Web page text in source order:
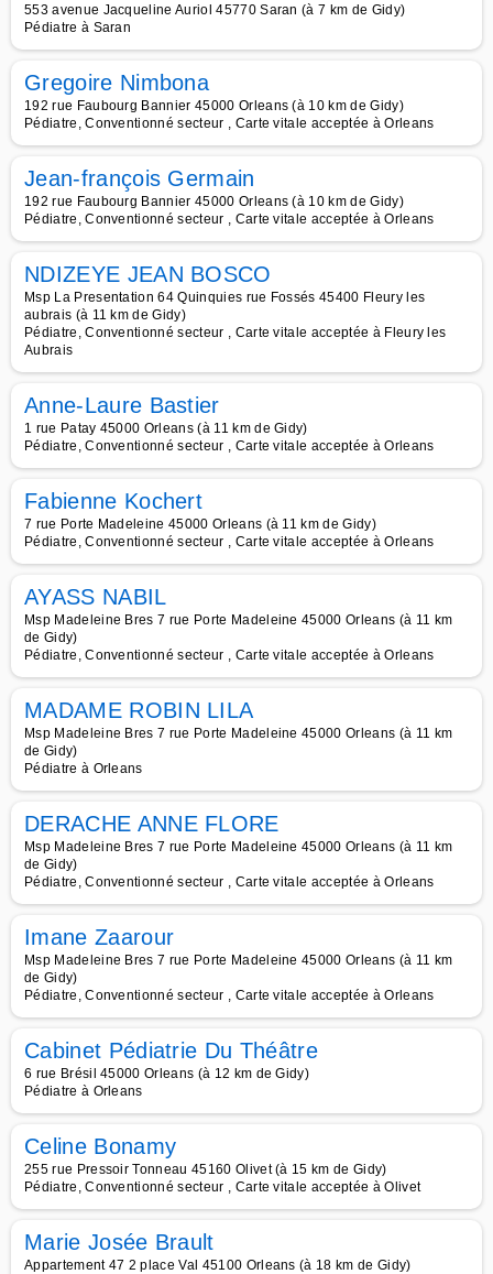
553 avenue Jacqueline Auriol 45770 Saran (à 7 km de Gidy)
Pédiatre à Saran
Gregoire Nimbona
192 rue Faubourg Bannier 45000 Orleans (à 10 km de Gidy)
Pédiatre, Conventionné secteur , Carte vitale acceptée à Orleans
Jean-françois Germain
192 rue Faubourg Bannier 45000 Orleans (à 10 km de Gidy)
Pédiatre, Conventionné secteur , Carte vitale acceptée à Orleans
NDIZEYE JEAN BOSCO
Msp La Presentation 64 Quinquies rue Fossés 45400 Fleury les
aubrais (à 11 km de Gidy)
Pédiatre, Conventionné secteur , Carte vitale acceptée à Fleury les
Aubrais
Anne-Laure Bastier
1 rue Patay 45000 Orleans (à 11 km de Gidy)
Pédiatre, Conventionné secteur , Carte vitale acceptée à Orleans
Fabienne Kochert
7 rue Porte Madeleine 45000 Orleans (à 11 km de Gidy)
Pédiatre, Conventionné secteur , Carte vitale acceptée à Orleans
AYASS NABIL
Msp Madeleine Bres 7 rue Porte Madeleine 45000 Orleans (à 11 km
de Gidy)
Pédiatre, Conventionné secteur , Carte vitale acceptée à Orleans
MADAME ROBIN LILA
Msp Madeleine Bres 7 rue Porte Madeleine 45000 Orleans (à 11 km
de Gidy)
Pédiatre à Orleans
DERACHE ANNE FLORE
Msp Madeleine Bres 7 rue Porte Madeleine 45000 Orleans (à 11 km
de Gidy)
Pédiatre, Conventionné secteur , Carte vitale acceptée à Orleans
Imane Zaarour
Msp Madeleine Bres 7 rue Porte Madeleine 45000 Orleans (à 11 km
de Gidy)
Pédiatre, Conventionné secteur , Carte vitale acceptée à Orleans
Cabinet Pédiatrie Du Théâtre
6 rue Brésil 45000 Orleans (à 12 km de Gidy)
Pédiatre à Orleans
Celine Bonamy
255 rue Pressoir Tonneau 45160 Olivet (à 15 km de Gidy)
Pédiatre, Conventionné secteur , Carte vitale acceptée à Olivet
Marie Josée Brault
Appartement 47 2 place Val 45100 Orleans (à 18 km de Gidy)